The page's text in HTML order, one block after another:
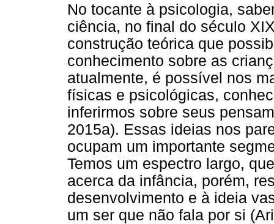
No tocante à psicologia,
ciência, no final do século
construção teórica que
conhecimento sobre as
atualmente, é possível nos
físicas e psicológicas,
inferirmos sobre seus
2015a). Essas ideias nos
ocupam um importante
Temos um espectro largo,
acerca da infância, porém,
desenvolvimento e à ideia
um ser que não fala por si